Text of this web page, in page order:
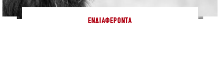
ΕΝΔΙΑΦΈΡΟΝΤΑ